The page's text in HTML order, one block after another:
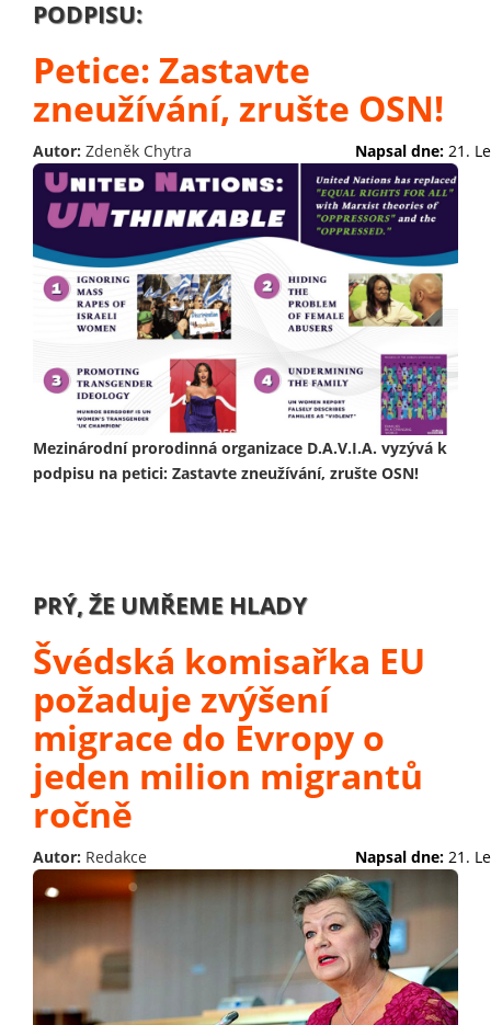
PODPISU:
Petice: Zastavte
zneužívání, zrušte OSN!
Autor: Zdeněk Chytra Napsal dne: 21.
Mezinárodní prorodinná organizace D.A.V.I.A. vyzývá k
podpisu na petici: Zastavte zneužívání, zrušte OSN!
PRÝ, ŽE UMŘEME HLADY
Švédská komisařka EU
požaduje zvýšení
migrace do Evropy o
jeden milion migrantů
ročně
Autor: Redakce Napsal dne: 21.